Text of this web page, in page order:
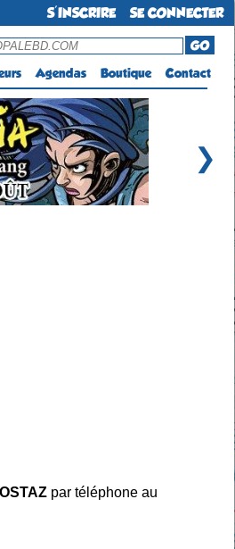
S'INSCRIRE
SE CONNECTER
GO
Agendas Boutique Contact
❯
par téléphone au